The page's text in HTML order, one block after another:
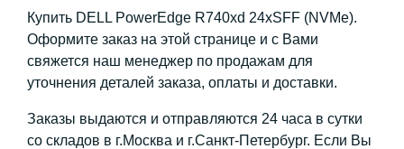
Купить DELL PowerEdge R740xd 24xSFF (NVMe).
Оформите заказ на этой странице и с Вами
свяжется наш менеджер по продажам для
уточнения деталей заказа, оплаты и доставки.
Заказы выдаются и отправляются 24 часа в сутки
со складов в г.Москва и г.Санкт-Петербург. Если Вы